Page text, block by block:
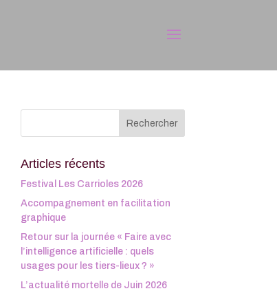
Articles récents
Festival Les Carrioles 2026
Accompagnement en facilitation
graphique
Retour sur la journée « Faire avec
l’intelligence artificielle : quels
usages pour les tiers-lieux ? »
L’actualité mortelle de Juin 2026